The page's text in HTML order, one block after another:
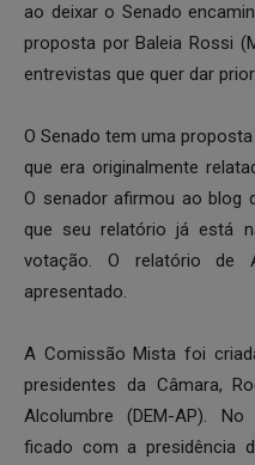
ao deixar o Senado
proposta por Baleia Rossi
entrevistas que quer dar
O Senado tem uma
que era originalmente
O senador afirmou ao blog
que seu relatório já está
votação. O relatório de
apresentado.
A Comissão Mista foi
presidentes da Câmara,
Alcolumbre (DEM-AP).
ficado com a presidência